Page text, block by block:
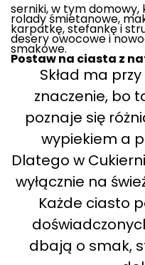
serniki, w tym domowy,
rolady śmietanowe,
karpatkę, stefankę i
desery owocowe i
smakowe.
Postaw na ciasta z
Skład ma
znaczenie, bo
poznaje się
wypiekiem a
Dlatego w
wyłącznie na
Każde ciasto
dbają o smak,